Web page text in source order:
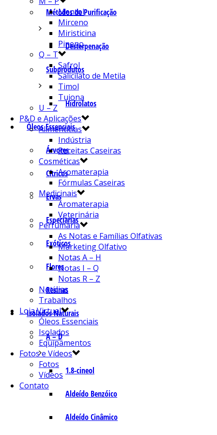
Métodos de Purificação
Desterpenação
Subprodutos
Hidrolatos
Óleos Essenciais
Árvores
Cítricos
Ervas
Especiarias
Exóticos
Flores
Resinas
Isolados Naturais
A – D
1.8-cineol
Aldeído Benzóico
Aldeído Cinâmico
Mentol
Mirceno
Miristicina
Pineno
Q – T
Safrol
Salicilato de Metila
Timol
Tujona
U – Z
P&D e Aplicações
Alimentícias
Indústria
Receitas Caseiras
Cosméticas
Aromaterapia
Fórmulas Caseiras
Medicinais
Aromaterapia
Veterinária
Perfumaria
As Notas e Famílias Olfativas
Marketing Olfativo
Notas A – H
Notas I – Q
Notas R – Z
Notícias
Trabalhos
Loja Virtual
Óleos Essenciais
Isolados
Equipamentos
Fotos e Vídeos
Fotos
Vídeos
Contato